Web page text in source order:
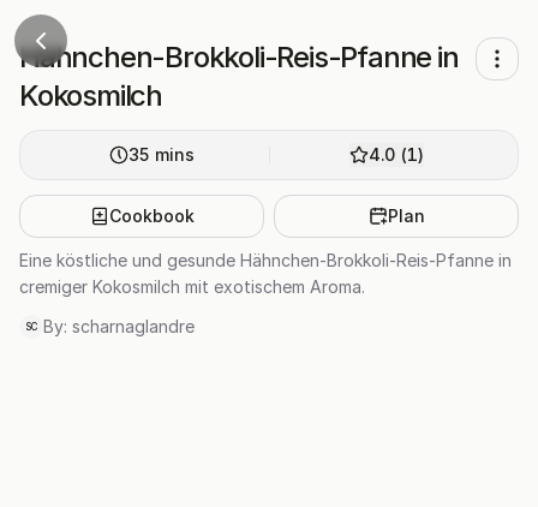
Hähnchen-Brokkoli-Reis-Pfanne in
Kokosmilch
35 mins 4.0(1)
Cookbook Plan
Eine köstliche und gesunde Hähnchen-Brokkoli-Reis-Pfanne in
cremiger Kokosmilch mit exotischem Aroma.
SC By: scharnaglandre